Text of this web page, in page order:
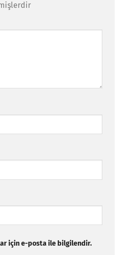
için e-posta ile bilgilendir.